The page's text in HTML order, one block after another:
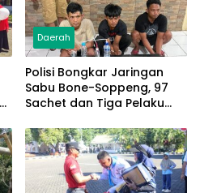
Daerah
Polisi Bongkar Jaringan
Sabu Bone-Soppeng, 97
Sachet dan Tiga Pelaku